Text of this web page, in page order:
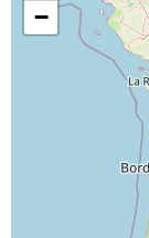
−